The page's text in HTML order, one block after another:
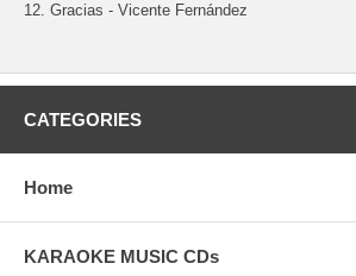
12. Gracias - Vicente Fernández
CATEGORIES
Home
KARAOKE MUSIC CDs